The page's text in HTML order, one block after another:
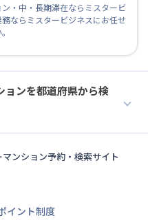
・中・長期滞在ならミスタービ
ならミスタービジネスにお任せ
ョンを都道府県から検
ンション予約・検索サイト
イント制度